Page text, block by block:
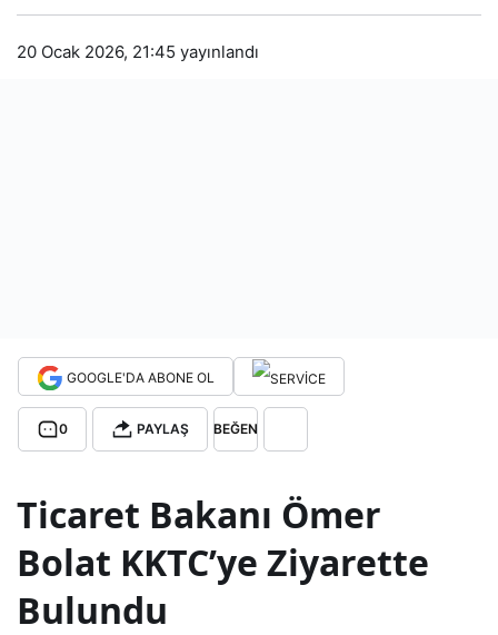
20 Ocak 2026, 21:45 yayınlandı
GOOGLE'DA ABONE OL
0 PAYLAŞ BEĞEN
Ticaret Bakanı Ömer
Bolat KKTC’ye Ziyarette
Bulundu
Cu
Erh
ürm
an
ile